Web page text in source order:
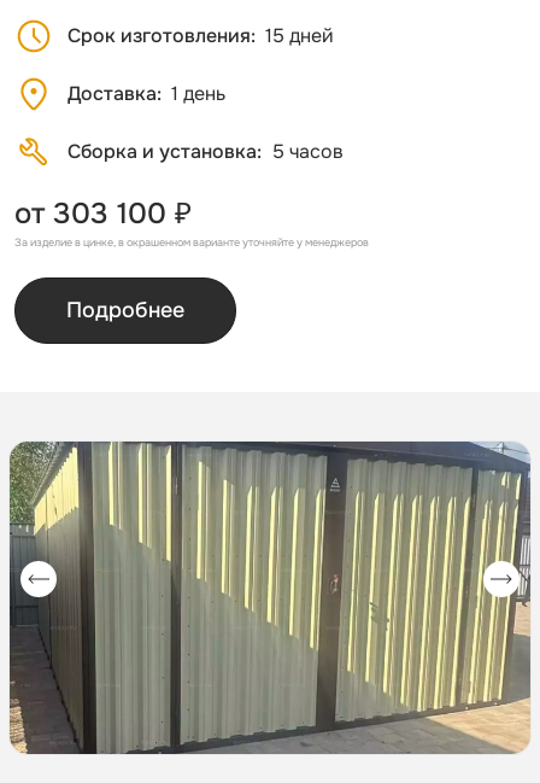
Срок изготовления 15 дней
Доставка 1 день
Сборка и установка 5 часов
от 303 100 ₽
За изделие в цинке, в окрашенном варианте уточняйте у менеджеров
Подробнее